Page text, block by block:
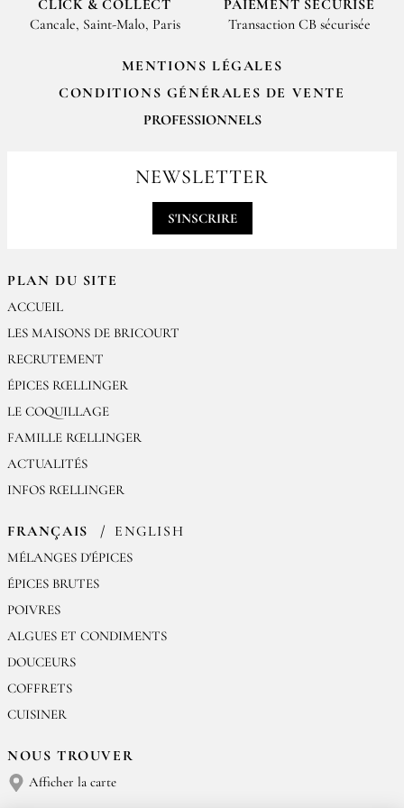
CLICK & COLLECT
Cancale, Saint-Malo, Paris
PAIEMENT SÉCURISÉ
Transaction CB sécurisée
PLAN DU SITE
ACCUEIL
LES MAISONS DE BRICOURT
RECRUTEMENT
ÉPICES RŒLLINGER
LE COQUILLAGE
FAMILLE RŒLLINGER
ACTUALITÉS
INFOS RŒLLINGER
FRANÇAIS ENGLISH
MÉLANGES D'ÉPICES
ÉPICES BRUTES
POIVRES
ALGUES ET CONDIMENTS
DOUCEURS
COFFRETS
CUISINER
NOUS TROUVER
Afficher la carte
MENTIONS LÉGALES
CONDITIONS GÉNÉRALES DE VENTE
PROFESSIONNELS
contact@epices-roellinger.comNEWSLETTER
S'INSCRIRE